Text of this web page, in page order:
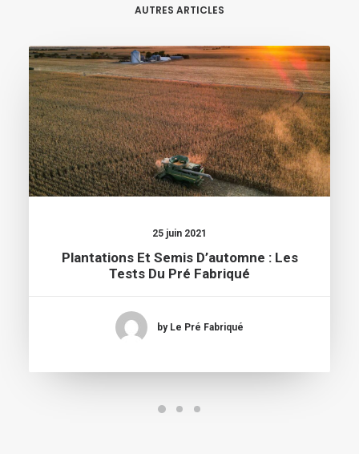
AUTRES ARTICLES
25 juin 2021
Plantations Et Semis D’automne : Les
Tests Du Pré Fabriqué
by Le Pré Fabriqué